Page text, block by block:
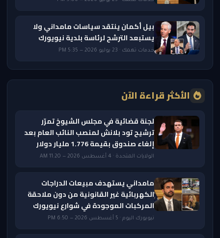
بيل أكمان ينتقد سياسات مامداني ولا
يستبعد الترشح لرئاسة بلدية نيويورك
خدمات تهمك · 23 يوليو 2026 — 5:35 PM
الأكثر قراءة الآن
لجنة قضائية في مجلس الشيوخ تمرّر
ترشيح تود بلانش لمنصب النائب العام بعد
إلغاء صندوق بقيمة 1.776 مليار دولار
الولايات المتحدة · 4 أغسطس 2026 — 11:20 AM
مامداني يستهدف مبيعات الدراجات
الكهربائية غير القانونية من دون ملاحقة
المركبات الموجودة في شوارع نيويورك
نيويورك اليوم · 5 أغسطس 2026 — 6:50 PM